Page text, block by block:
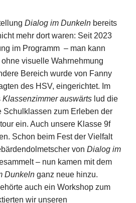
Dialog im Dunkelnbereits
mehr dort waren: Seit 2023
im Programm – man kann
visuelle Wahrnehmung
Bereich wurde von Fanny
des HSV, eingerichtet. Im
Klassenzimmer auswärtslud die
Schulklassen zum Erleben der
ein. Auch unsere Klasse 9f
Schon beim Fest der Vielfalt
von Dialog im
– nun kamen mit dem
Dunkelnganz neue hinzu.
auch ein Workshop zum
wir unseren